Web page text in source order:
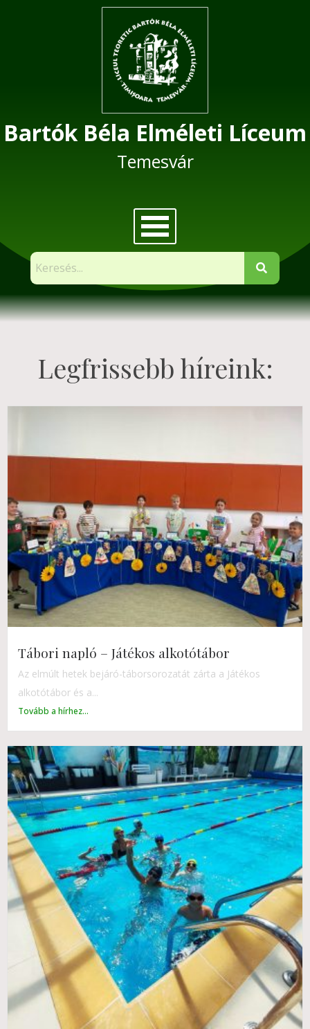
Bartók Béla Elméleti Líceum
Temesvár
Legfrissebb híreink:
Tábori napló – Játékos alkotótábor
Az elmúlt hetek bejáró-táborsorozatát zárta a Játékos
alkotótábor és a...
Tovább a hírhez...